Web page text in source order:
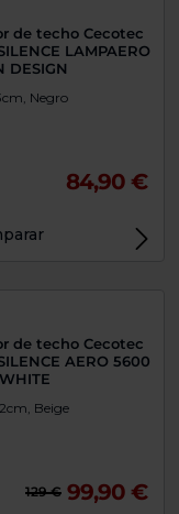
de techo Cecotec
LAMPAERO
DESIGN
Negro
84,90 €
de techo Cecotec
AERO 5600
Beige
129 € 99,90 €